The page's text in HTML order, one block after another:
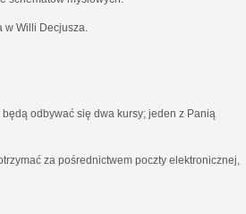
Willi Decjusza.
odbywać się dwa kursy; jeden z Panią
za pośrednictwem poczty elektronicznej,